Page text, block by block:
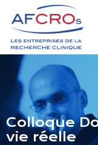
Colloque
vie réelle